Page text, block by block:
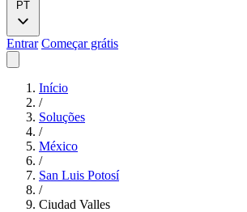
PT
Entrar Começar grátis
Início
/
Soluções
/
México
/
San Luis Potosí
/
Ciudad Valles